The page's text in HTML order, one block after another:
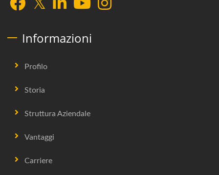
Informazioni
Profilo
Storia
Struttura Aziendale
Vantaggi
Carriere